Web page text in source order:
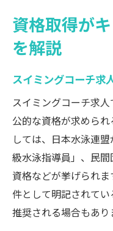
資格取得が
を解説
スイミングコーチ求
スイミングコーチ求
公的な資格が求めら
しては、日本水泳連
級水泳指導員」、民
資格などが挙げられ
件として明記されて
推奨される場合もあり